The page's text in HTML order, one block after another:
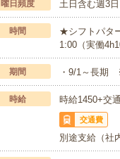
曜日頻度 土日含む週3日
時間
★シフトパタ
1:00（実働
期間 ・9/1～長期
時給 時給1450+交
交通費
別途支給（社